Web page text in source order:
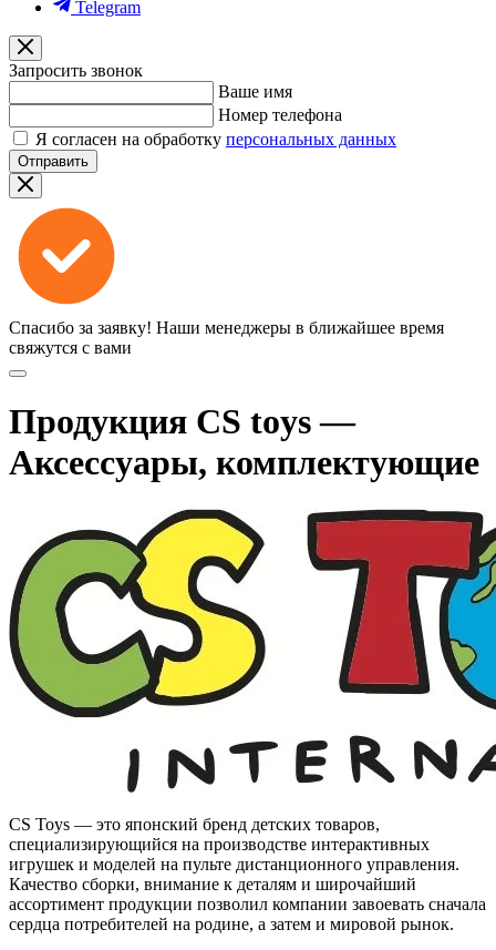
Telegram
Запросить звонок
Ваше имя
Номер телефона
Я согласен на обработку персональных данных
Отправить
Спасибо за заявку! Наши менеджеры в ближайшее время
свяжутся с вами
Продукция CS toys —
Аксессуары, комплектующие
CS Toys — это японский бренд детских товаров,
специализирующийся на производстве интерактивных
игрушек и моделей на пульте дистанционного управления.
Качество сборки, внимание к деталям и широчайший
ассортимент продукции позволил компании завоевать сначала
сердца потребителей на родине, а затем и мировой рынок.